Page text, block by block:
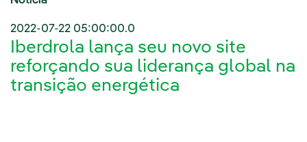
2022-07-22 05:00:00.0
Iberdrola lança seu novo site
reforçando sua liderança global na
transição energética